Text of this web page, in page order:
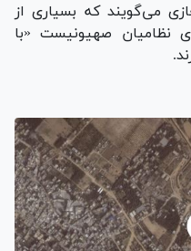
می‌گویند که بسیاری از
نظامیان صهیونیست «با